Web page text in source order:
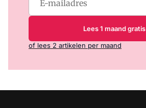
Lees 1 maand gratis
of lees 2 artikelen per maand